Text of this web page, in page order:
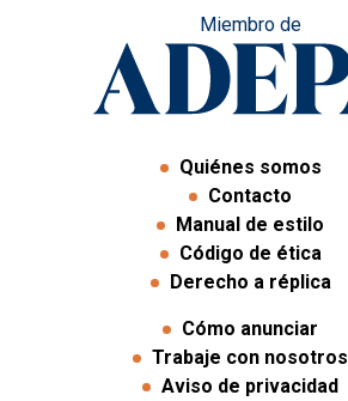
Miembro de
Quiénes somos
Contacto
Manual de estilo
Código de ética
Derecho a réplica
Cómo anunciar
Trabaje con nosotros
Aviso de privacidad